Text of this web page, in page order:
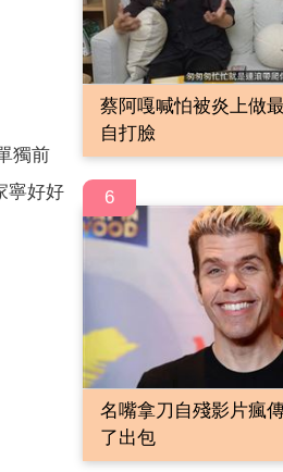
獨前
寧好好
蔡阿嘎喊怕被炎上做
自打臉
6
名嘴拿刀自殘影片瘋
了出包